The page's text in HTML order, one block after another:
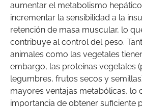
aumentar el metabolismo
incrementar la sensibilidad a la
retención de masa muscular, lo
contribuye al control del peso.
animales como las vegetales
embargo, las proteínas vegetales
legumbres, frutos secos y
mayores ventajas metabólicas, lo
importancia de obtener suficiente